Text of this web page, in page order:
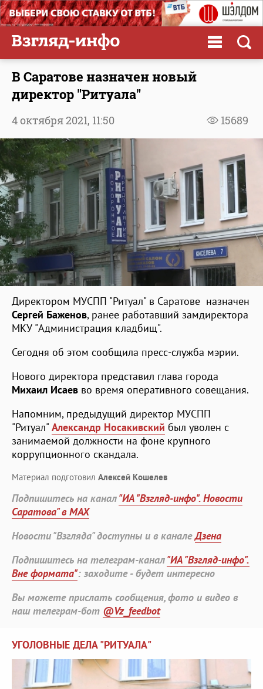
В Саратове назначен новый
директор "Ритуала"
15689
4 октября 2021, 11:50
Директором МУСПП "Ритуал" в Саратове назначен
Сергей Баженов, ранее работавший замдиректора
МКУ "Администрация кладбищ".
Сегодня об этом сообщила пресс-служба мэрии.
Нового директора представил глава города
Михаил Исаев во время оперативного совещания.
Напомним, предыдущий директор МУСПП
"Ритуал" Александр Носакивский был уволен с
занимаемой должности на фоне крупного
коррупционного скандала.
Материал подготовил Алексей Кошелев
Подпишитесь на канал"ИА "Взгляд-инфо". Новости
Саратова" в MAX
Новости "Взгляда" доступны и в каналеДзена
Подпишитесь на телеграм-канал"ИА "Взгляд-инфо".
Вне формата": заходите - будет интересно
Вы можете прислать сообщения, фото и видео в
наш телеграм-бот @Vz_feedbot
УГОЛОВНЫЕ ДЕЛА "РИТУАЛА"